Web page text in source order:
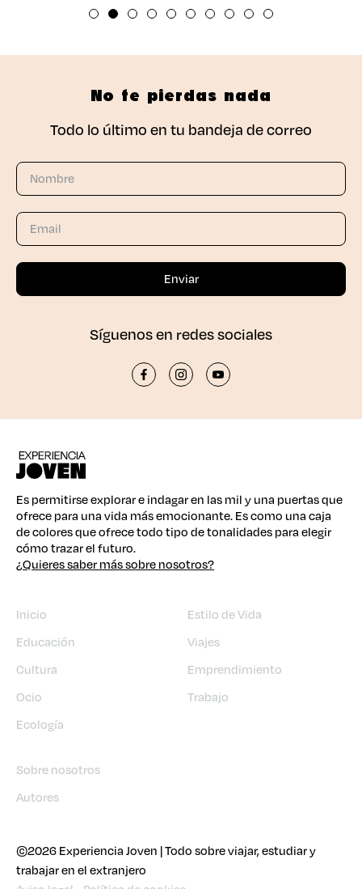
No te pierdas nada
Todo lo último en tu bandeja de correo
Síguenos en redes sociales
Es permitirse explorar e indagar en las mil y una puertas que
ofrece para una vida más emocionante. Es como una caja
de colores que ofrece todo tipo de tonalidades para elegir
cómo trazar el futuro.
¿Quieres saber más sobre nosotros?
Inicio
Educación
Cultura
Ocio
Ecología
Estilo de Vida
Viajes
Emprendimiento
Trabajo
Sobre nosotros
Autores
©2026 Experiencia Joven | Todo sobre viajar, estudiar y
trabajar en el extranjero